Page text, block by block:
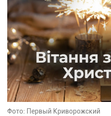
Фото: Первый Криворожский